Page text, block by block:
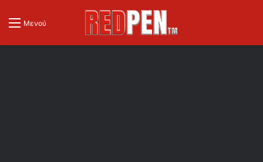
Μενού